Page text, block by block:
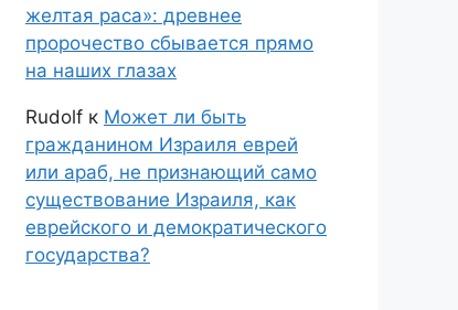
желтая раса»: древнее
пророчество сбывается прямо
на наших глазах
Rudolf к Может ли быть
гражданином Израиля еврей
или араб, не признающий само
существование Израиля, как
еврейского и демократического
государства?